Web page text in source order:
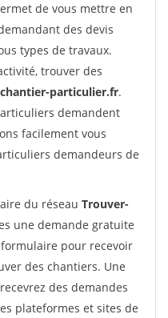
de vous mettre en
des devis
types de travaux.
trouver des
particulier.fr.
demandent
facilement vous
demandeurs de
du réseau Trouver-
une demande gratuite
pour recevoir
des chantiers. Une
des demandes
plateformes et sites de